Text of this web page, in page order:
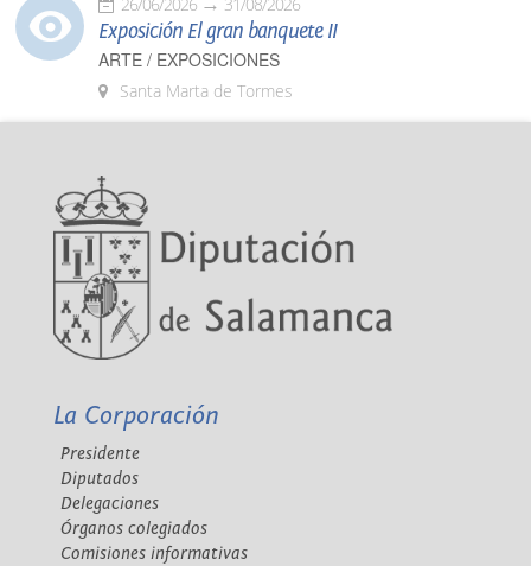
Exposición El gran banquete II
ARTE / EXPOSICIONES
Santa Marta de Tormes
La Corporación
Presidente
Diputados
Delegaciones
Órganos colegiados
Comisiones informativas